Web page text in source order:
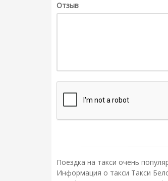
Отзыв
Поездка на такси очень
Информация о такси Такси